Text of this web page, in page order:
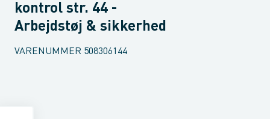
kontrol str. 44 -
Arbejdstøj & sikkerhed
VARENUMMER 508306144